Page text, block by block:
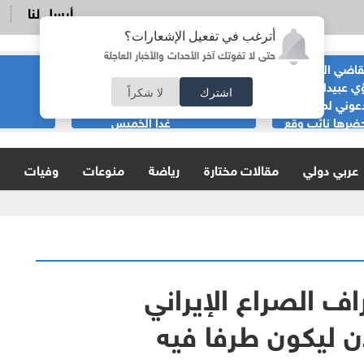
أترغب في تفعيل الإشعارات؟
حتى لا تفوتك آخر الأحداث والأخبار العاجلة
اشترك لا شكراً
أرسل لنا
السابق
عبيدات :لا
لمناسبة
نائب وقع
الحياصات ينفي
صحة انباء صدور
نتائج الثانوية العامة
غدا الخميس
عربي دولي مقالات مختارة رياضة منوعات وفيات
الصراع الإيراني
ليكون طرفا فيه